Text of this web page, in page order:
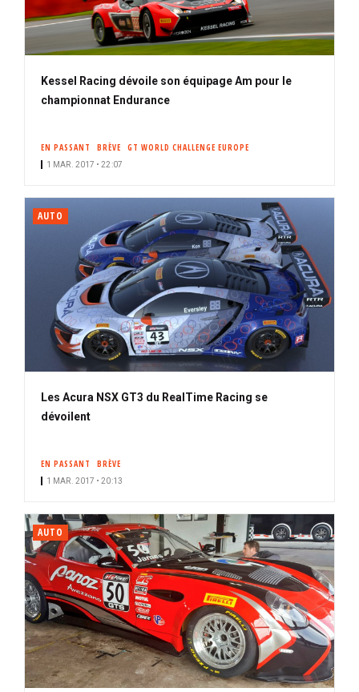
Kessel Racing dévoile son équipage Am pour le
championnat Endurance
EN PASSANT BRÈVE GT WORLD CHALLENGE EUROPE
1 MAR. 2017 • 22:07
AUTO
Les Acura NSX GT3 du RealTime Racing se
dévoilent
EN PASSANT BRÈVE
1 MAR. 2017 • 20:13
AUTO